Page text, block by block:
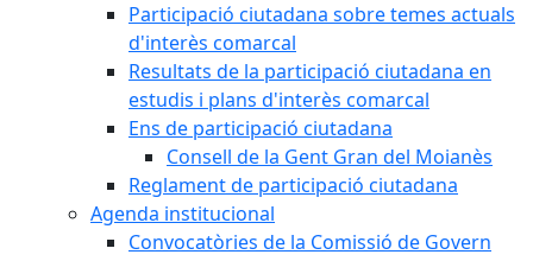
Participació ciutadana sobre temes actuals
d'interès comarcal
Resultats de la participació ciutadana en
estudis i plans d'interès comarcal
Ens de participació ciutadana
Consell de la Gent Gran del Moianès
Reglament de participació ciutadana
Agenda institucional
Convocatòries de la Comissió de Govern